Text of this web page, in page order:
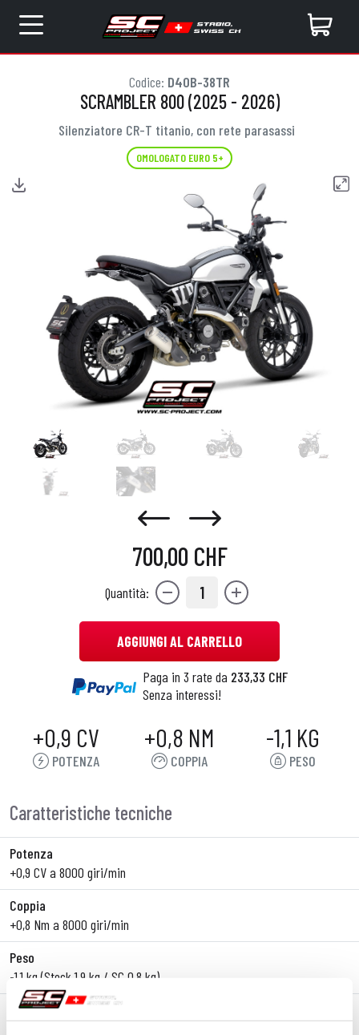
Codice: D40B-38TR
SCRAMBLER 800 (2025 - 2026)
Silenziatore CR-T titanio, con rete parasassi
OMOLOGATO EURO 5+
700,00 CHF
Quantità: 1
AGGIUNGI AL CARRELLO
Paga in 3 rate da 233,33 CHF
Senza interessi!
+0,9 CV
POTENZA
+0,8 NM
COPPIA
-1,1 KG
PESO
Caratteristiche tecniche
Potenza
+0,9 CV a 8000 giri/min
Coppia
+0,8 Nm a 8000 giri/min
Peso
-1,1 kg (Stock 1,9 kg / SC 0,8 kg)
Linea